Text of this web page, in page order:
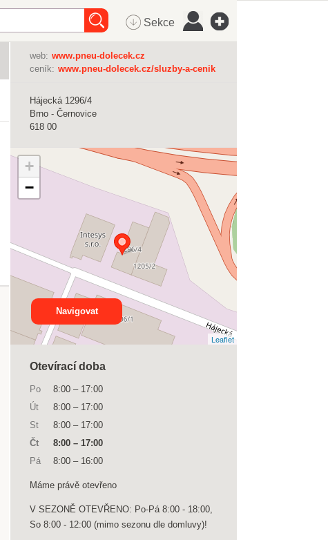
Sekce
web: www.pneu-dolecek.cz
ceník: www.pneu-dolecek.cz/sluzby-a-cenik
Hájecká 1296/4
Brno - Černovice
618 00
+
−
Leaflet
Navigovat
Otevírací doba
Po 8:00 – 17:00
Út
8:00 – 17:00
St
8:00 – 17:00
Čt
8:00 – 17:00
Pá
8:00 – 16:00
Máme právě otevřeno
V SEZONĚ OTEVŘENO: Po-Pá 8:00 - 18:00,
So 8:00 - 12:00 (mimo sezonu dle domluvy)!